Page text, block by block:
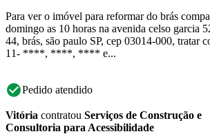
Para ver o imóvel para reformar do brás
domingo as 10 horas na avenida celso garcia
44, brás, são paulo SP, cep 03014-000, tratar
11- ****, ****, **** e...
Pedido atendido
Vitória contratou Serviços de Construção e
Consultoria para Acessibilidade